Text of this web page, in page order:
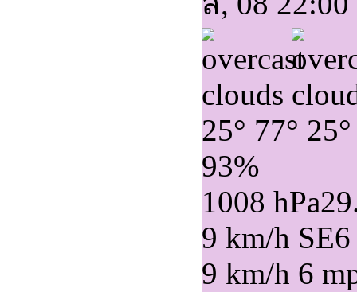
25° 77° 25°
93%
1008 hPa
9 km/h SE
9 km/h 6